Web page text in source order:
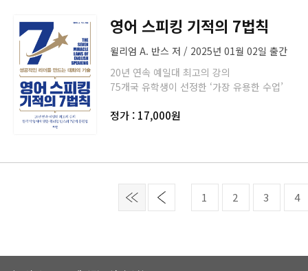
영어 스피킹 기적의 7법칙
윌리엄 A. 반스 저 / 2025년 01월 02일 출간
20년 연속 예일대 최고의 강의
75개국 유학생이 선정한 ‘가장 유용한 수업’
정가 : 17,000원
1 2 3 4